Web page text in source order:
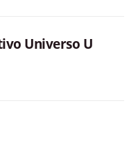
Universo U